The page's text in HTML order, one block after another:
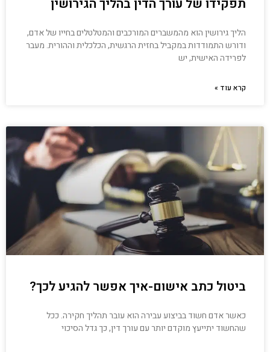
תפקידו של עורך הדין בהליך הגירושין
הליך גירושין הוא מהמשברים המורכבים והמטלטלים בחייו של אדם,
ודורש התמודדות במקביל בחזית הרגשית, הכלכלית וההורית. מעבר
לפרידה האישית, יש
קרא עוד »
ביטול כתב אישום-איך אפשר להגיע לכך?
כאשר אדם חשוד בביצוע עבירה הוא עובר תהליך חקירה. ככל
שהחשוד יתייעץ מוקדם יותר עם עורך דין, כך גדל הסיכוי